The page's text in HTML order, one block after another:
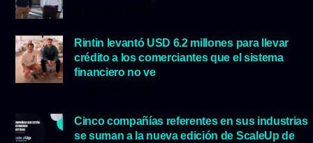
Rintin levantó USD 6.2 millones para llevar
crédito a los comerciantes que el sistema
financiero no ve
Cinco compañías referentes en sus industrias
se suman a la nueva edición de ScaleUp de